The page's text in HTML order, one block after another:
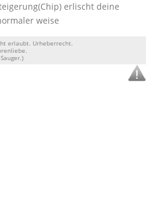
erlischt deine
weise
erlaubt. Urheberrecht.